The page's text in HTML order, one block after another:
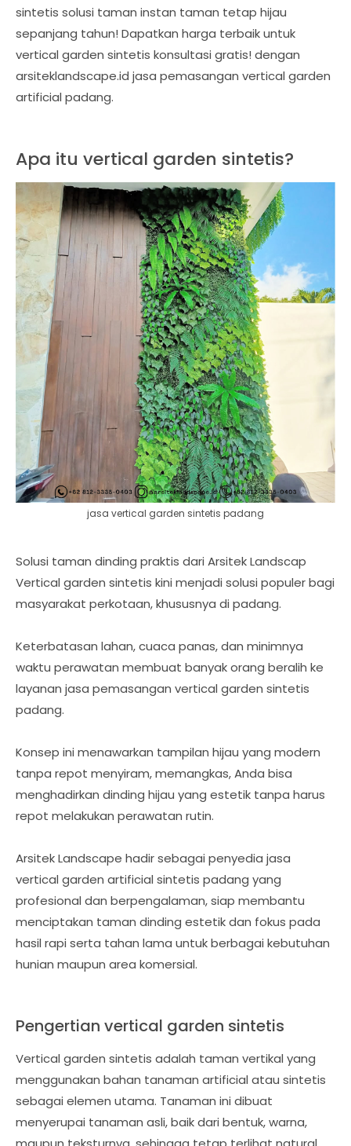
sintetis solusi taman instan taman tetap hijau
sepanjang tahun! Dapatkan harga terbaik untuk
vertical garden sintetis konsultasi gratis! dengan
arsiteklandscape.id jasa pemasangan vertical garden
artificial padang.
Apa itu vertical garden sintetis?
jasa vertical garden sintetis padang
Solusi taman dinding praktis dari Arsitek Landscap
Vertical garden sintetis kini menjadi solusi populer bagi
masyarakat perkotaan, khususnya di padang.
Keterbatasan lahan, cuaca panas, dan minimnya
waktu perawatan membuat banyak orang beralih ke
layanan jasa pemasangan vertical garden sintetis
padang.
Konsep ini menawarkan tampilan hijau yang modern
tanpa repot menyiram, memangkas, Anda bisa
menghadirkan dinding hijau yang estetik tanpa harus
repot melakukan perawatan rutin.
Arsitek Landscape hadir sebagai penyedia jasa
vertical garden artificial sintetis padang yang
profesional dan berpengalaman, siap membantu
menciptakan taman dinding estetik dan fokus pada
hasil rapi serta tahan lama untuk berbagai kebutuhan
hunian maupun area komersial.
Pengertian vertical garden sintetis
Vertical garden sintetis adalah taman vertikal yang
menggunakan bahan tanaman artificial atau sintetis
sebagai elemen utama. Tanaman ini dibuat
menyerupai tanaman asli, baik dari bentuk, warna,